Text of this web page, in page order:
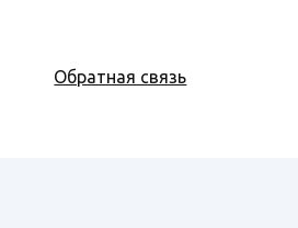
Обратная связь